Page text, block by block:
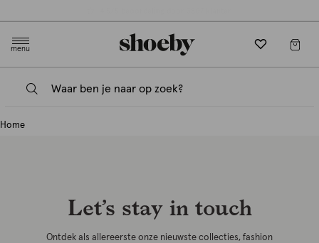
menu
Home
Let’s stay in touch
Ontdek als allereerste onze nieuwste collecties, fashion